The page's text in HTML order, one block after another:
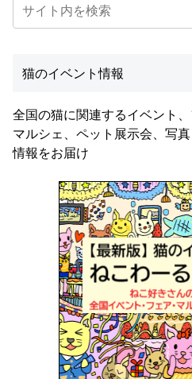
猫のイベント情報
全国の猫に関連するイベント
マルシェ、ペット展示会、写
情報をお届け